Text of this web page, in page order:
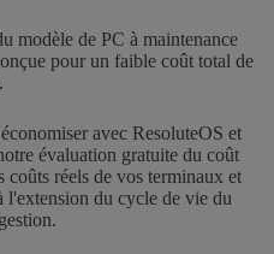
modèle de PC à maintenance
pour un faible coût total de
avec ResoluteOS et
évaluation gratuite du coût
coûts réels de vos terminaux et
l'extension du cycle de vie du